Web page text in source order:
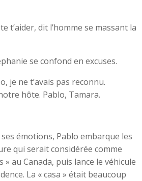
t’aider, dit l’homme se massant la
se confond en excuses.
je ne t’avais pas reconnu.
hôte. Pablo, Tamara.
émotions, Pablo embarque les
qui serait considérée comme
» au Canada, puis lance le véhicule
La « casa » était beaucoup